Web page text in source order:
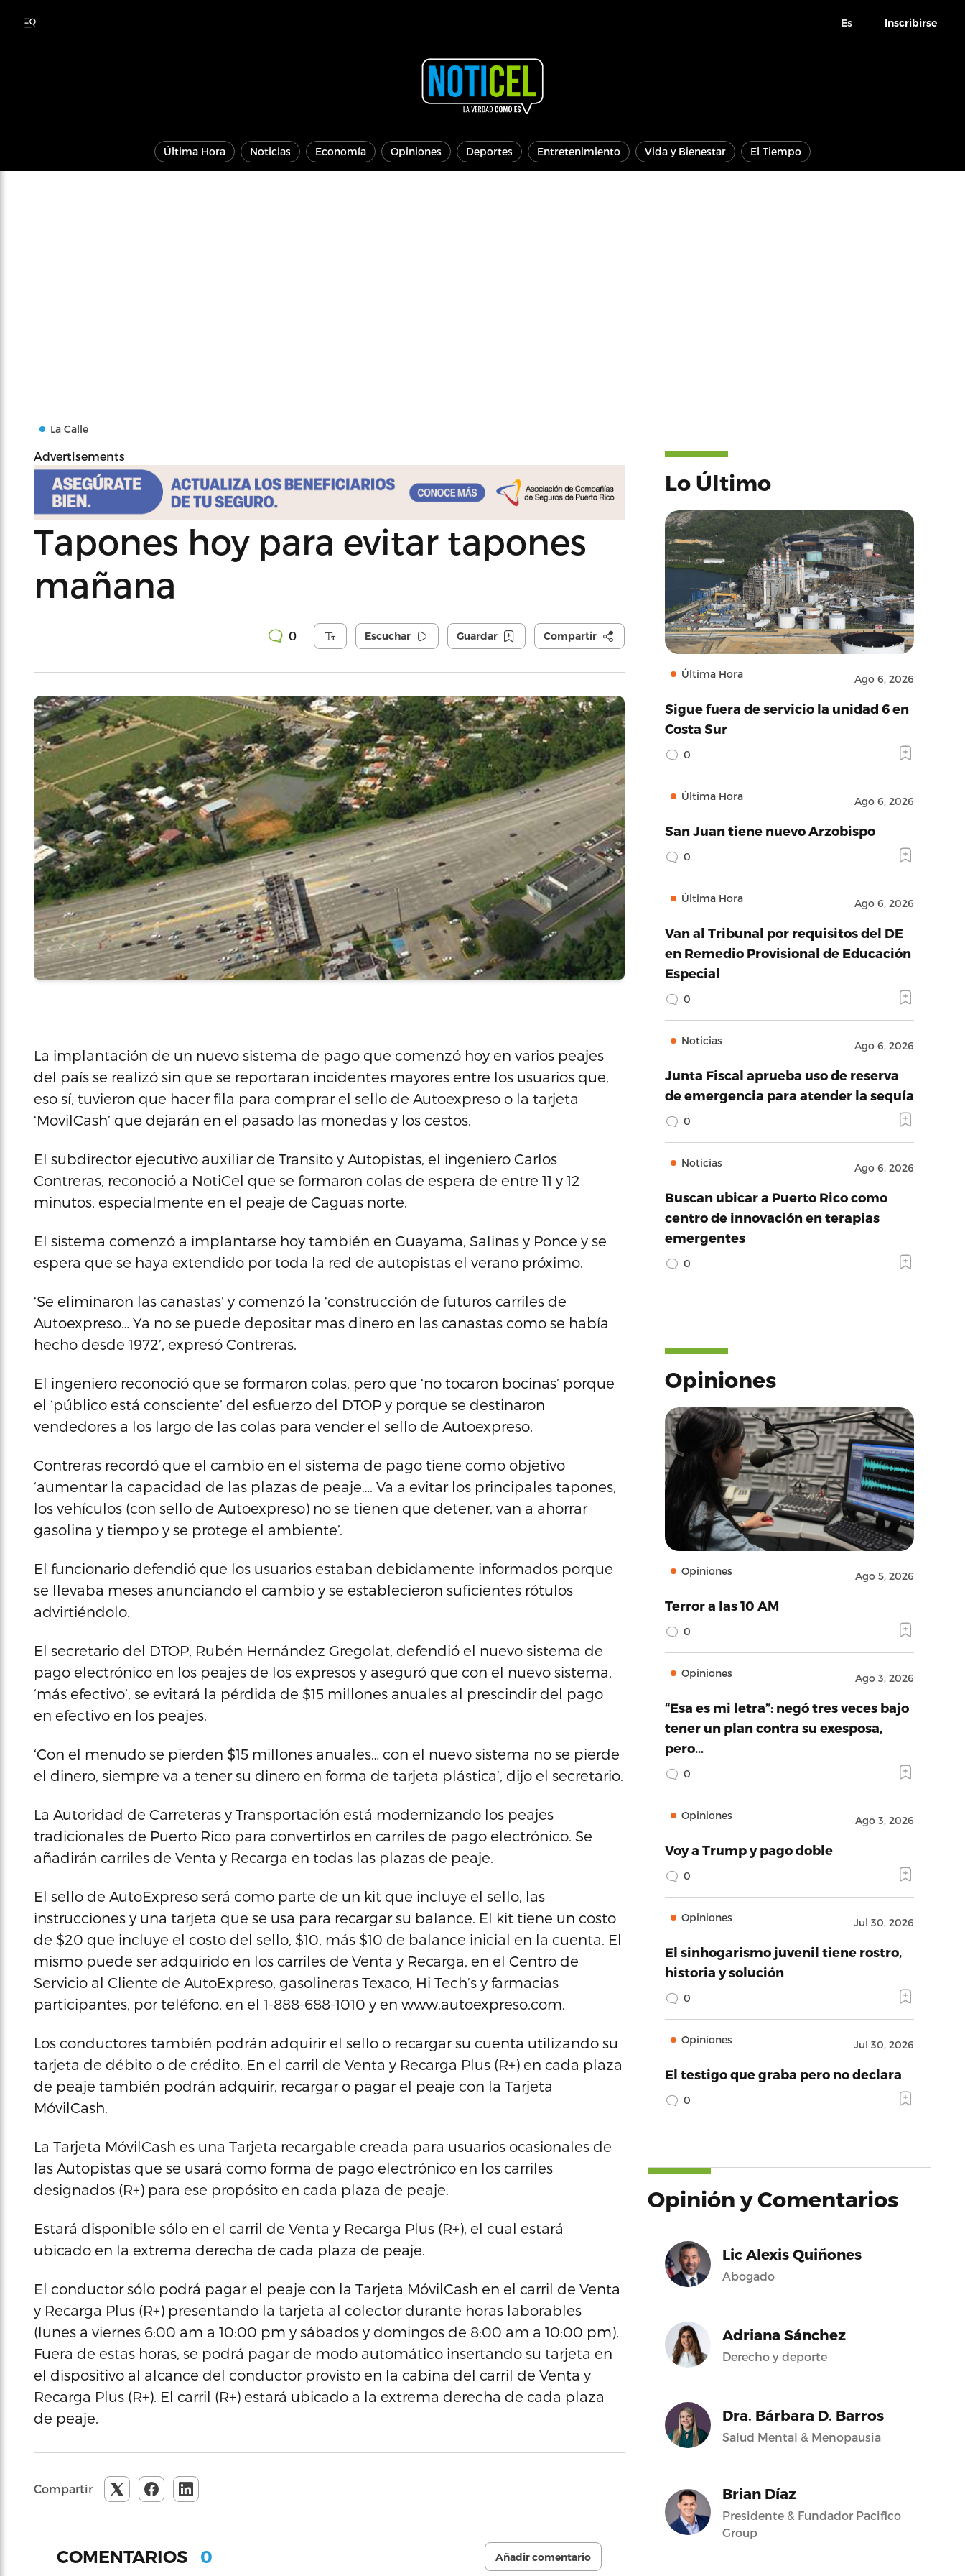
Es Inscribirse
Última Hora Noticias Economía Opiniones Deportes Entretenimiento Vida y Bienestar El Tiempo
La Calle
Advertisements
Tapones hoy para evitar tapones
mañana
0 Escuchar Guardar Compartir
La implantación de un nuevo sistema de pago que comenzó hoy en varios peajes
del país se realizó sin que se reportaran incidentes mayores entre los usuarios que,
eso sí, tuvieron que hacer fila para comprar el sello de Autoexpreso o la tarjeta
‘MovilCash’ que dejarán en el pasado las monedas y los cestos.
El subdirector ejecutivo auxiliar de Transito y Autopistas, el ingeniero Carlos
Contreras, reconoció a NotiCel que se formaron colas de espera de entre 11 y 12
minutos, especialmente en el peaje de Caguas norte.
El sistema comenzó a implantarse hoy también en Guayama, Salinas y Ponce y se
espera que se haya extendido por toda la red de autopistas el verano próximo.
‘Se eliminaron las canastas’ y comenzó la ‘construcción de futuros carriles de
Autoexpreso… Ya no se puede depositar mas dinero en las canastas como se había
hecho desde 1972’, expresó Contreras.
El ingeniero reconoció que se formaron colas, pero que ‘no tocaron bocinas’ porque
el ‘público está consciente’ del esfuerzo del DTOP y porque se destinaron
vendedores a los largo de las colas para vender el sello de Autoexpreso.
Contreras recordó que el cambio en el sistema de pago tiene como objetivo
‘aumentar la capacidad de las plazas de peaje…. Va a evitar los principales tapones,
los vehículos (con sello de Autoexpreso) no se tienen que detener, van a ahorrar
gasolina y tiempo y se protege el ambiente’.
El funcionario defendió que los usuarios estaban debidamente informados porque
se llevaba meses anunciando el cambio y se establecieron suficientes rótulos
advirtiéndolo.
El secretario del DTOP, Rubén Hernández Gregolat, defendió el nuevo sistema de
pago electrónico en los peajes de los expresos y aseguró que con el nuevo sistema,
‘más efectivo’, se evitará la pérdida de $15 millones anuales al prescindir del pago
en efectivo en los peajes.
‘Con el menudo se pierden $15 millones anuales… con el nuevo sistema no se pierde
el dinero, siempre va a tener su dinero en forma de tarjeta plástica’, dijo el secretario.
La Autoridad de Carreteras y Transportación está modernizando los peajes
tradicionales de Puerto Rico para convertirlos en carriles de pago electrónico. Se
añadirán carriles de Venta y Recarga en todas las plazas de peaje.
El sello de AutoExpreso será como parte de un kit que incluye el sello, las
instrucciones y una tarjeta que se usa para recargar su balance. El kit tiene un costo
de $20 que incluye el costo del sello, $10, más $10 de balance inicial en la cuenta. El
mismo puede ser adquirido en los carriles de Venta y Recarga, en el Centro de
Servicio al Cliente de AutoExpreso, gasolineras Texaco, Hi Tech’s y farmacias
participantes, por teléfono, en el 1-888-688-1010 y en www.autoexpreso.com.
Los conductores también podrán adquirir el sello o recargar su cuenta utilizando su
tarjeta de débito o de crédito. En el carril de Venta y Recarga Plus (R+) en cada plaza
de peaje también podrán adquirir, recargar o pagar el peaje con la Tarjeta
MóvilCash.
La Tarjeta MóvilCash es una Tarjeta recargable creada para usuarios ocasionales de
las Autopistas que se usará como forma de pago electrónico en los carriles
designados (R+) para ese propósito en cada plaza de peaje.
Estará disponible sólo en el carril de Venta y Recarga Plus (R+), el cual estará
ubicado en la extrema derecha de cada plaza de peaje.
El conductor sólo podrá pagar el peaje con la Tarjeta MóvilCash en el carril de Venta
y Recarga Plus (R+) presentando la tarjeta al colector durante horas laborables
(lunes a viernes 6:00 am a 10:00 pm y sábados y domingos de 8:00 am a 10:00 pm).
Fuera de estas horas, se podrá pagar de modo automático insertando su tarjeta en
el dispositivo al alcance del conductor provisto en la cabina del carril de Venta y
Recarga Plus (R+). El carril (R+) estará ubicado a la extrema derecha de cada plaza
de peaje.
Compartir
COMENTARIOS 0 Añadir comentario
Lo Último
Última Hora Ago 6, 2026
Sigue fuera de servicio la unidad 6 en
Costa Sur
0
Última Hora Ago 6, 2026
San Juan tiene nuevo Arzobispo
0
Última Hora Ago 6, 2026
Van al Tribunal por requisitos del DE
en Remedio Provisional de Educación
Especial
0
Noticias Ago 6, 2026
Junta Fiscal aprueba uso de reserva
de emergencia para atender la sequía
0
Noticias Ago 6, 2026
Buscan ubicar a Puerto Rico como
centro de innovación en terapias
emergentes
0
Opiniones
Opiniones Ago 5, 2026
Terror a las 10 AM
0
Opiniones Ago 3, 2026
“Esa es mi letra”: negó tres veces bajo
tener un plan contra su exesposa,
pero…
0
Opiniones Ago 3, 2026
Voy a Trump y pago doble
0
Opiniones Jul 30, 2026
El sinhogarismo juvenil tiene rostro,
historia y solución
0
Opiniones Jul 30, 2026
El testigo que graba pero no declara
0
Opinión y Comentarios
Lic Alexis Quiñones
Abogado
Adriana Sánchez
Derecho y deporte
Dra. Bárbara D. Barros
Salud Mental & Menopausia
Brian Díaz
Presidente & Fundador Pacifico
Group